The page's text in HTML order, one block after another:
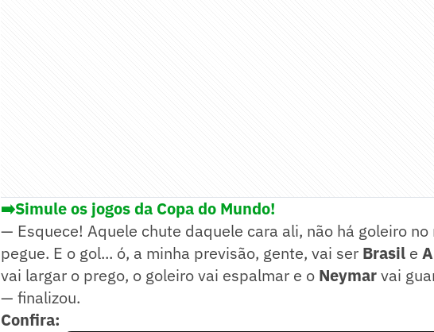
➡️Simule os jogos da Copa do Mundo!
— Esquece! Aquele chute daquele cara ali, não há goleiro
pegue. E o gol... ó, a minha previsão, gente, vai ser Brasil e
vai largar o prego, o goleiro vai espalmar e o Neymarvai
— finalizou.
Confira: